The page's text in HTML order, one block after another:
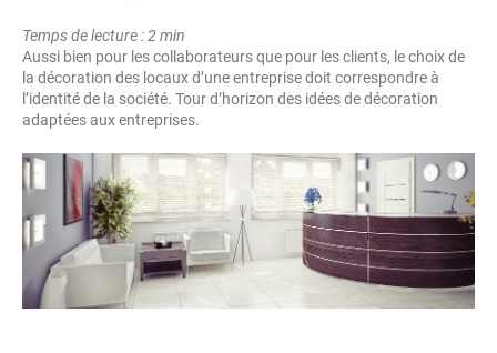
Temps de lecture : 2 min
Aussi bien pour les collaborateurs que pour les clients, le choix de
la décoration des locaux d’une entreprise doit correspondre à
l’identité de la société. Tour d’horizon des idées de décoration
adaptées aux entreprises.